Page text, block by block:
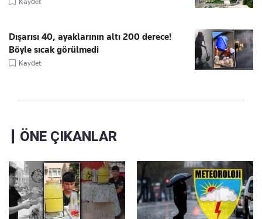
Dışarısı 40, ayaklarının altı 200 derece!
Böyle sıcak görülmedi
Kaydet
ÖNE ÇIKANLAR